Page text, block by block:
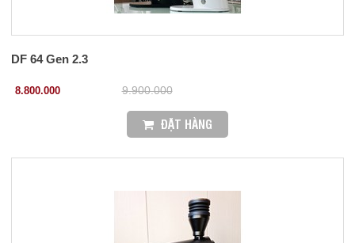
DF 64 Gen 2.3
8.800.000 9.900.000
ĐẶT HÀNG